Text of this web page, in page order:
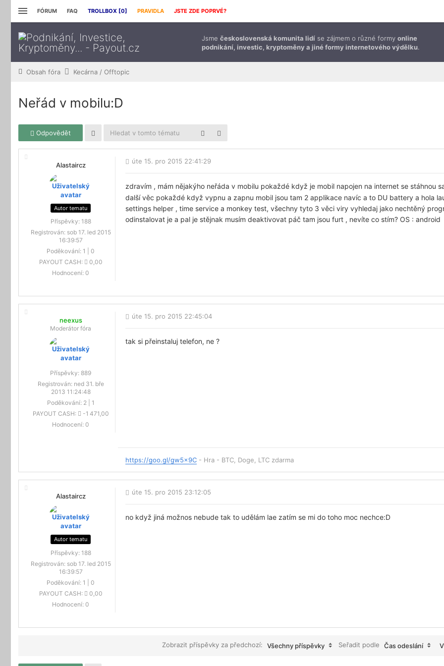
FÓRUM FAQ TROLLBOX [0] PRAVIDLA JSTE ZDE POPRVÉ?
Jsme československá komunita lidí se zájmem o různé formy online
podnikání, investic, kryptoměny a jiné formy internetového výdělku.
Obsah fóra Kecárna / Offtopic
Neřád v mobilu:D
Odpovědět
Alastaircz
Autor tematu
Příspěvky: 188
Registrován: sob 17. led 2015
16:39:57
Poděkování: 1
0
PAYOUT CASH:
0,00
Hodnocení: 0
úte 15. pro 2015 22:41:29
zdravím , mám nějakýho neřáda v mobilu pokaždé když je mobil napojen na internet se stáhnou
další věc pokaždé když vypnu a zapnu mobil jsou tam 2 applikace navíc a to DU battery a hola
settings helper , time service a monkey test, všechny tyto 3 věci viry vyhledaj jako nechtěný
odinstalovat je a pal je stějnak musím deaktivovat páč tam jsou furt , nevíte co stím? OS : android
neexus
Moderátor fóra
Příspěvky: 889
Registrován: ned 31. bře
2013 11:24:48
Poděkování: 2| 1
PAYOUT CASH:
-1 471,00
Hodnocení: 0
úte 15. pro 2015 22:45:04
tak si přeinstaluj telefon, ne ?
https://goo.gl/gw5x9C - Hra - BTC, Doge, LTC zdarma
Alastaircz
Autor tematu
Příspěvky: 188
Registrován: sob 17. led 2015
16:39:57
Poděkování: 1
0
PAYOUT CASH:
0,00
Hodnocení: 0
úte 15. pro 2015 23:12:05
no když jiná možnos nebude tak to udělám lae zatím se mi do toho moc nechce:D
Zobrazit příspěvky za předchozí: Všechny příspěvky Seřadit podle Čas odeslání